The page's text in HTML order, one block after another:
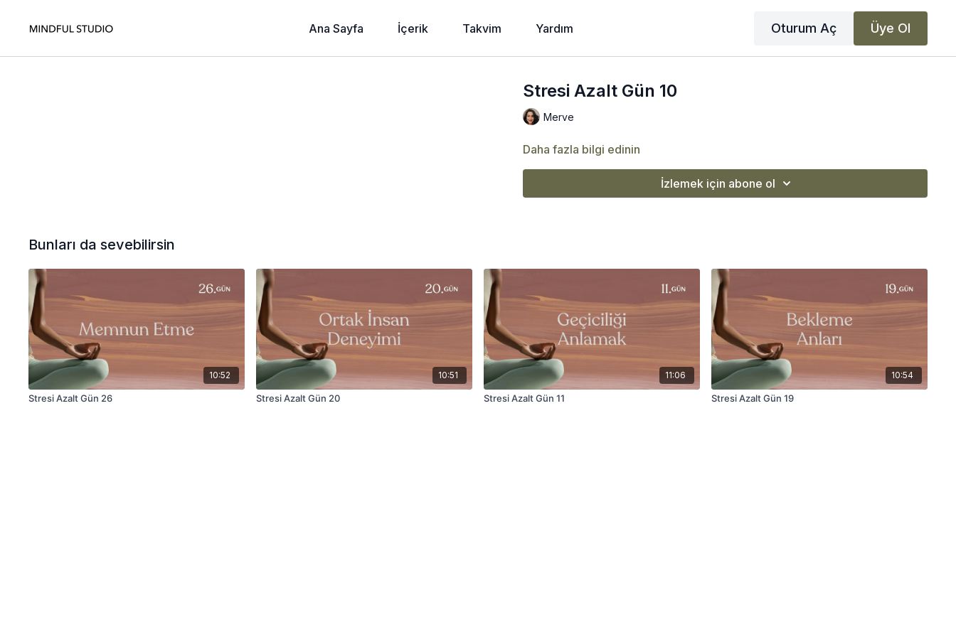
Ana Sayfa İçerik Takvim Yardım Oturum Aç Üye Ol
Stresi Azalt Gün 10
Merve
Daha fazla bilgi edinin
İzlemek için abone ol
Bunları da sevebilirsin
10:52
Stresi Azalt Gün 26
10:51
Stresi Azalt Gün 20
11:06
Stresi Azalt Gün 11
10:54
Stresi Azalt Gün 19